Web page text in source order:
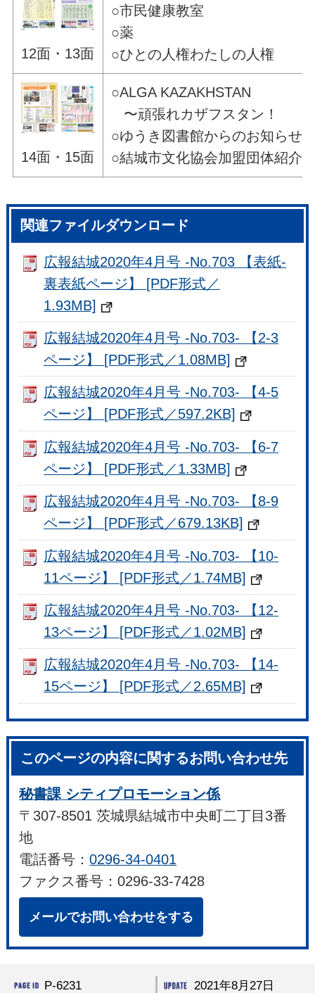
12面・13面
○市民健康教室
○薬
○ひとの人権わたしの人権
14面・15面
○ALGA KAZAKHSTAN
〜頑張れカザフスタン！
○ゆうき図書館からのお知らせ
○結城市文化協会加盟団体紹介
関連ファイルダウンロード
広報結城2020年4月号 -No.703 【表紙-
裏表紙ページ】 [PDF形式／
1.93MB]
広報結城2020年4月号 -No.703- 【2-3
ページ】 [PDF形式／1.08MB]
広報結城2020年4月号 -No.703- 【4-5
ページ】 [PDF形式／597.2KB]
広報結城2020年4月号 -No.703- 【6-7
ページ】 [PDF形式／1.33MB]
広報結城2020年4月号 -No.703- 【8-9
ページ】 [PDF形式／679.13KB]
広報結城2020年4月号 -No.703- 【10-
11ページ】 [PDF形式／1.74MB]
広報結城2020年4月号 -No.703- 【12-
13ページ】 [PDF形式／1.02MB]
広報結城2020年4月号 -No.703- 【14-
15ページ】 [PDF形式／2.65MB]
このページの内容に関するお問い合わせ先
秘書課 シティプロモーション係
〒307-8501 茨城県結城市中央町二丁目3番
地
電話番号：0296-34-0401
ファクス番号：0296-33-7428
メールでお問い合わせをする
P-6231
2021年8月27日